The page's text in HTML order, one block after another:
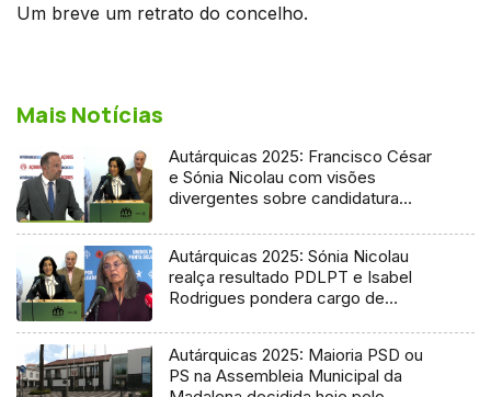
Um breve um retrato do concelho.
Mais Notícias
Autárquicas 2025: Francisco César
e Sónia Nicolau com visões
divergentes sobre candidatura
Autárquicas 2025: Sónia Nicolau
realça resultado PDLPT e Isabel
Rodrigues pondera cargo de
Autárquicas 2025: Maioria PSD ou
PS na Assembleia Municipal da